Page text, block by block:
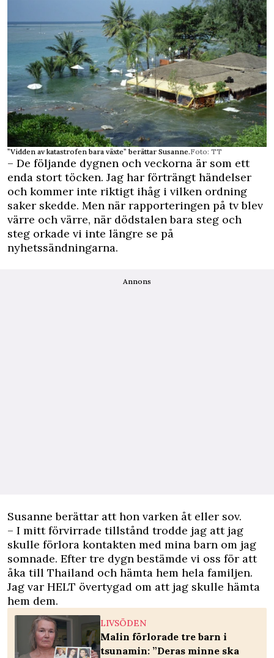
”Vidden av katastrofen bara växte” berättar Susanne.Foto: TT
– De följande dygnen och veckorna är som ett
enda stort töcken. Jag har förträngt händelser
och kommer inte riktigt ihåg i vilken ordning
saker skedde. Men när rapporteringen på tv blev
värre och värre, när dödstalen bara steg och
steg orkade vi inte längre se på
nyhetssändningarna.
Annons
Susanne berättar att hon varken åt eller sov.
– I mitt förvirrade tillstånd trodde jag att jag
skulle förlora kontakten med mina barn om jag
somnade. Efter tre dygn bestämde vi oss för att
åka till Thailand och hämta hem hela familjen.
Jag var HELT övertygad om att jag skulle hämta
hem dem.
LIVSÖDEN
Malin förlorade tre barn i
tsunamin: ”Deras minne ska